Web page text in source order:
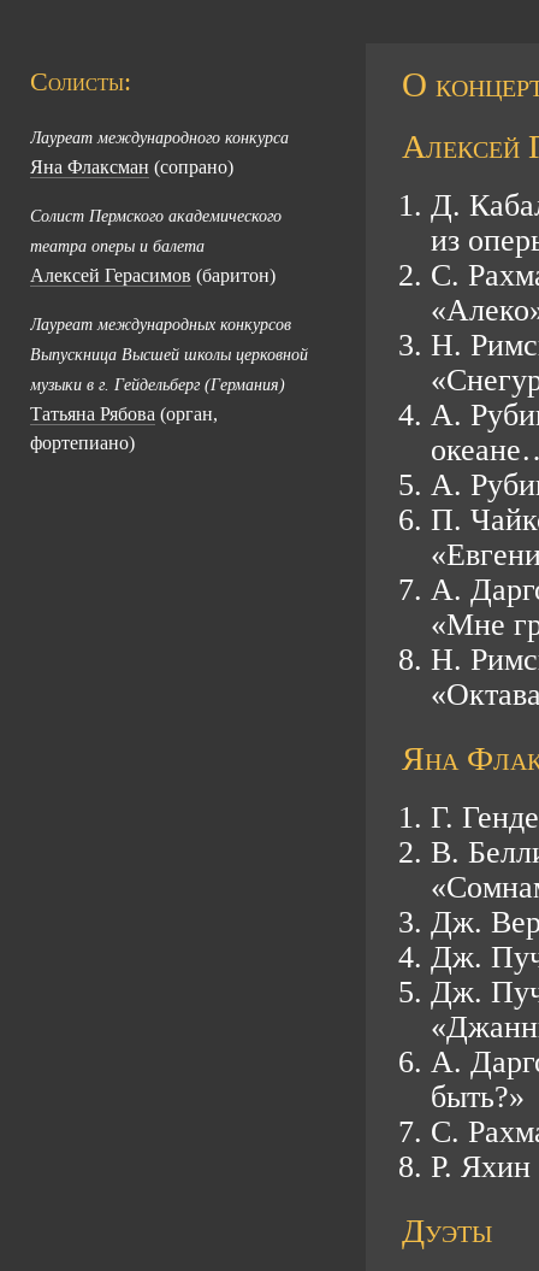
Солисты:
Лауреат международного конкурса
Яна Флаксман (сопрано)
Солист Пермского академического
театра оперы и балета
Алексей Герасимов (баритон)
Лауреат международных конкурсов
Выпускница Высшей школы церковной
музыки в г. Гейдельберг (Германия)
Татьяна Рябова (орган,
фортепиано)
О
Алексей
Д.
из
С.
Н.
А.
А.
П.
А.
«Мне
Н.
Яна
Г.
В.
Дж.
Дж.
Дж.
А.
быть?»
С.
Р.
Дуэты